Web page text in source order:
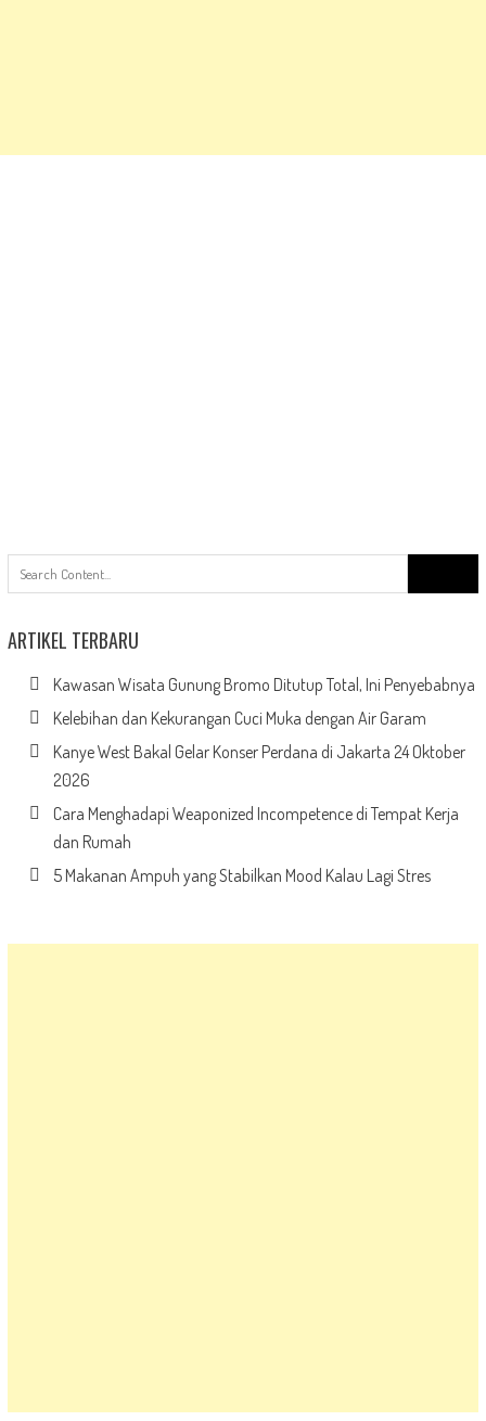
for:
ARTIKEL TERBARU
Kawasan Wisata Gunung Bromo Ditutup Total, Ini Penyebabnya
Kelebihan dan Kekurangan Cuci Muka dengan Air Garam
Kanye West Bakal Gelar Konser Perdana di Jakarta 24 Oktober
2026
Cara Menghadapi Weaponized Incompetence di Tempat Kerja
dan Rumah
5 Makanan Ampuh yang Stabilkan Mood Kalau Lagi Stres